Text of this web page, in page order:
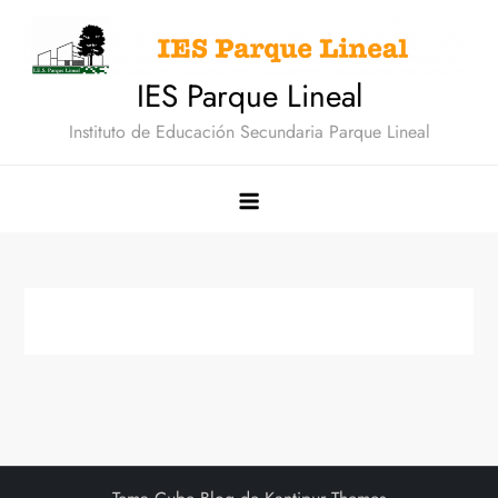
contenido
IES Parque Lineal
Instituto de Educación Secundaria Parque Lineal